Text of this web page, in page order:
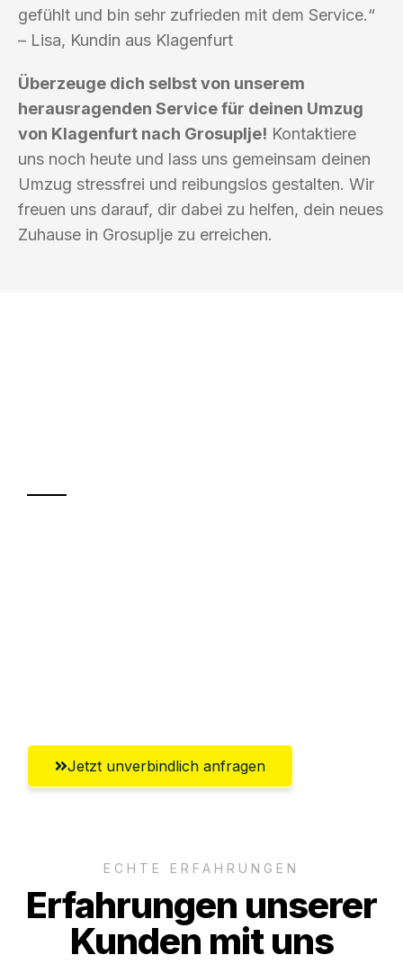
gefühlt und bin sehr zufrieden mit dem Service.“
– Lisa, Kundin aus Klagenfurt
Überzeuge dich selbst von unserem
herausragenden Service für deinen Umzug
von Klagenfurt nach Grosuplje! Kontaktiere
uns noch heute und lass uns gemeinsam deinen
Umzug stressfrei und reibungslos gestalten. Wir
freuen uns darauf, dir dabei zu helfen, dein neues
Zuhause in Grosuplje zu erreichen.
Jetzt unverbindlich anfragen
ECHTE ERFAHRUNGEN
Erfahrungen unserer
Kunden mit uns